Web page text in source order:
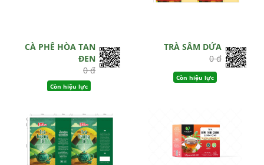
CÀ PHÊ HÒA TAN
ĐEN
0 đ
Còn hiệu lực
TRÀ SÂM DỨA
0 đ
Còn hiệu lực